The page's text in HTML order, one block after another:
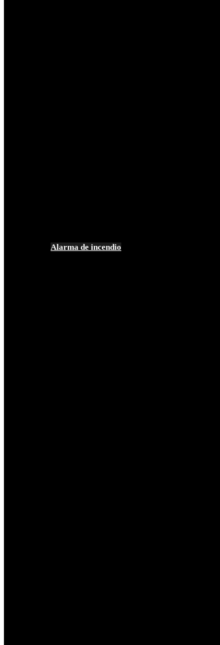
Alarma de incendio